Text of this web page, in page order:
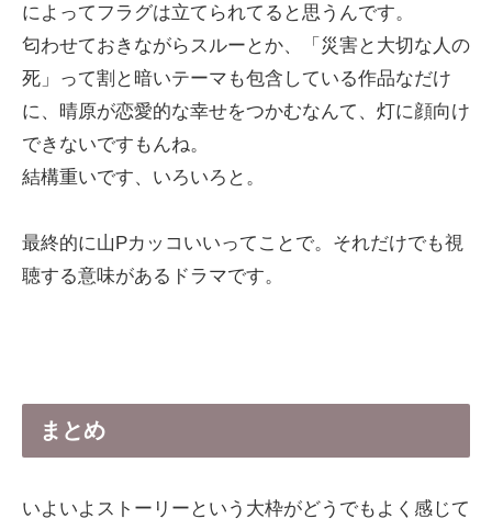
によってフラグは立てられてると思うんです。
匂わせておきながらスルーとか、「災害と大切な人の
死」って割と暗いテーマも包含している作品なだけ
に、晴原が恋愛的な幸せをつかむなんて、灯に顔向け
できないですもんね。
結構重いです、いろいろと。
最終的に山Pカッコいいってことで。それだけでも視
聴する意味があるドラマです。
まとめ
いよいよストーリーという大枠がどうでもよく感じて